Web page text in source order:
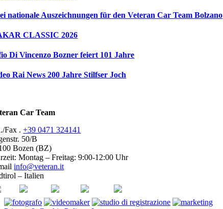
nationale Auszeichnungen für den Veteran Car Team Bolzano
CLASSIC 2026
Di Vincenzo Bozner feiert 101 Jahre
Rai News 200 Jahre Stilfser Joch
Car Team
Fax .+39 0471 324141
50/B
Bozen (BZ)
Montag – Freitag: 9:00-12:00 Uhr
info@veteran.it
– Italien
FIVA ACI youtube facebook